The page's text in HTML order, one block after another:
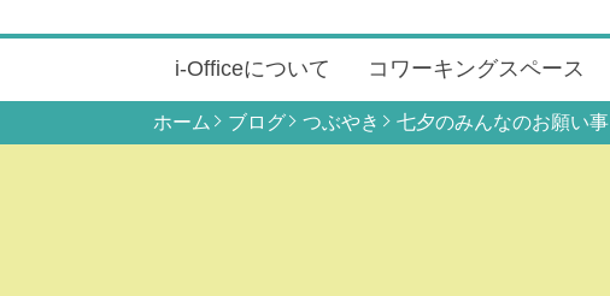
i-Officeについて コワーキングスペース
ホーム ブログ つぶやき 七夕のみんなのお願い事